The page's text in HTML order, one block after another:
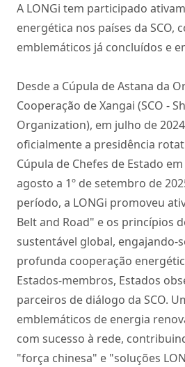
A LONGi tem participado
energética nos países da SCO,
emblemáticos já concluídos e
Desde a Cúpula de Astana da
Cooperação de Xangai (SCO -
Organization), em julho de
oficialmente a presidência
Cúpula de Chefes de Estado
agosto a 1º de setembro de
período, a LONGi promoveu
Belt and Road" e os princípios
sustentável global, engajando-
profunda cooperação
Estados-membros, Estados
parceiros de diálogo da SCO.
emblemáticos de energia
com sucesso à rede,
"força chinesa" e "soluções